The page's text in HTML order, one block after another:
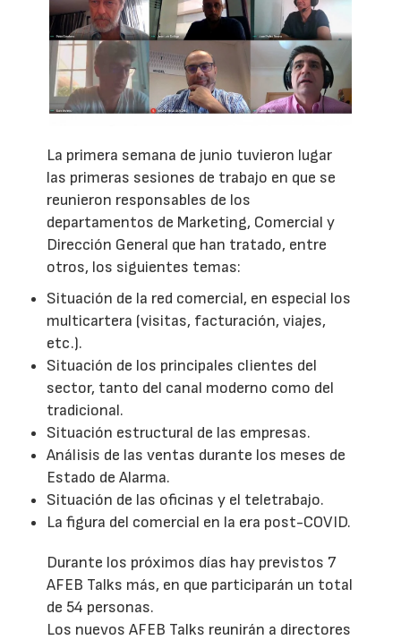
La primera semana de junio tuvieron lugar
las primeras sesiones de trabajo en que se
reunieron responsables de los
departamentos de Marketing, Comercial y
Dirección General que han tratado, entre
otros, los siguientes temas:
Situación de la red comercial, en especial los
multicartera (visitas, facturación, viajes,
etc.).
Situación de los principales clientes del
sector, tanto del canal moderno como del
tradicional.
Situación estructural de las empresas.
Análisis de las ventas durante los meses de
Estado de Alarma.
Situación de las oficinas y el teletrabajo.
La figura del comercial en la era post-COVID.
Durante los próximos días hay previstos 7
AFEB Talks más, en que participarán un total
de 54 personas.
Los nuevos AFEB Talks reunirán a directores